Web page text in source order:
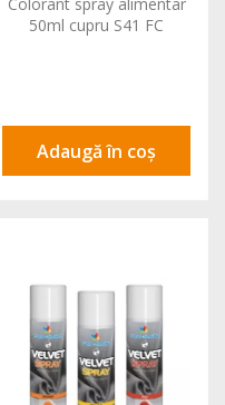
50ml cupru S41 FC
Adaugă în coș